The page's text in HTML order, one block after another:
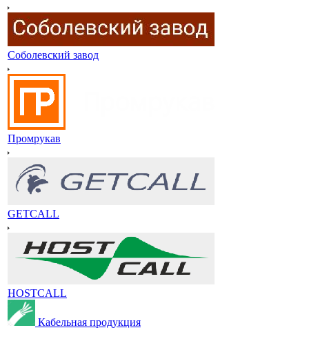
Соболевский завод
Промрукав
GETCALL
HOSTCALL
Кабельная продукция